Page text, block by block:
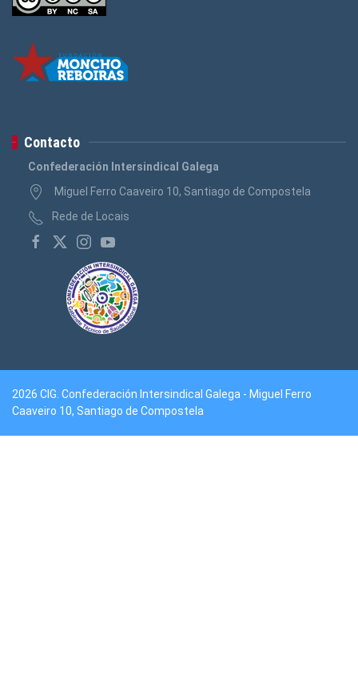
Contacto
Confederación Intersindical Galega
Miguel Ferro Caaveiro 10, Santiago de Compostela
Rede de Locais
2026 CIG. Confederación Intersindical Galega - Miguel Ferro
Caaveiro 10, Santiago de Compostela